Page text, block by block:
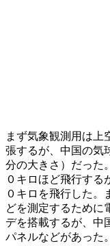
まず気象観測用は上
張するが、中国の気
分の大きさ）だった
０キロほど飛行する
０キロを飛行した。
どを測定するために
デを搭載するが、中
パネルなどがあった。